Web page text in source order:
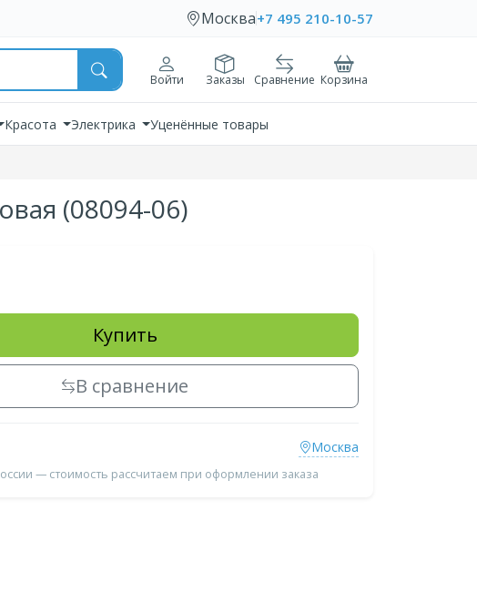
Москва+7 495 210-10-57
Войти Заказы Сравнение Корзина
Красота Электрика Уценённые товары
(08094-06)
Купить
В сравнение
Москва
— стоимость рассчитаем при оформлении заказа